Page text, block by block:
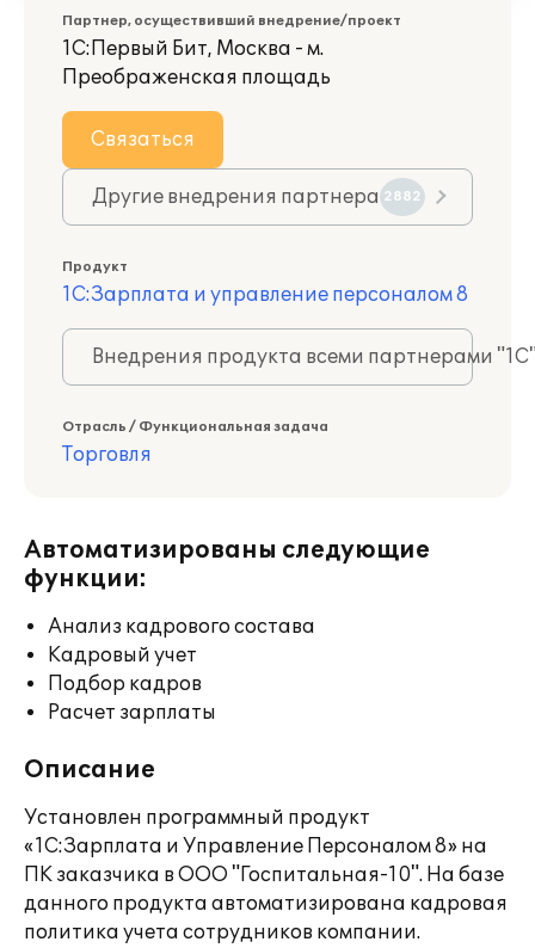
Партнер, осуществивший внедрение/проект
1С:Первый Бит, Москва - м.
Преображенская площадь
Связаться
Другие внедрения партнера 2882
Продукт
1С:Зарплата и управление персоналом 8
Внедрения продукта всеми партнерами
Отрасль / Функциональная задача
Торговля
Автоматизированы следующие
функции:
Анализ кадрового состава
Кадровый учет
Подбор кадров
Расчет зарплаты
Описание
Установлен программный продукт
«1С:Зарплата и Управление Персоналом 8» на
ПК заказчика в ООО "Госпитальная-10". На базе
данного продукта автоматизирована кадровая
политика учета сотрудников компании.